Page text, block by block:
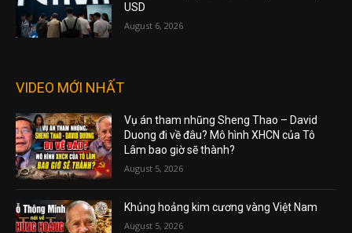
USD
August 6, 2026
VIDEO MỚI NHẤT
Vụ án tham nhũng Sheng Thao – David
Duong đi về đâu? Mô hình XHCN của Tô
Lâm bao giờ sẽ thành?
August 5, 2026
Khủng hoảng kim cương vàng Việt Nam
August 5, 2026